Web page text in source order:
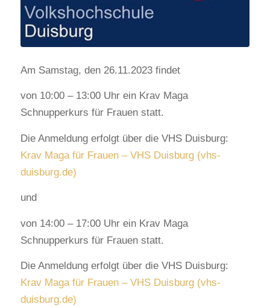
Am Samstag, den 26.11.2023 findet
von 10:00 – 13:00 Uhr ein Krav Maga
Schnupperkurs für Frauen statt.
Die Anmeldung erfolgt über die VHS Duisburg:
Krav Maga für Frauen – VHS Duisburg (vhs-
duisburg.de)
und
von 14:00 – 17:00 Uhr ein Krav Maga
Schnupperkurs für Frauen statt.
Die Anmeldung erfolgt über die VHS Duisburg:
Krav Maga für Frauen – VHS Duisburg (vhs-
duisburg.de)